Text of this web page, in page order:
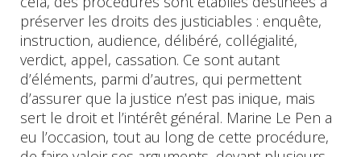
préserver les droits des justiciables : enquête,
instruction, audience, délibéré, collégialité,
verdict, appel, cassation. Ce sont autant
d’éléments, parmi d’autres, qui permettent
d’assurer que la justice n’est pas inique, mais
sert le droit et l’intérêt général. Marine Le Pen a
eu l’occasion, tout au long de cette procédure,